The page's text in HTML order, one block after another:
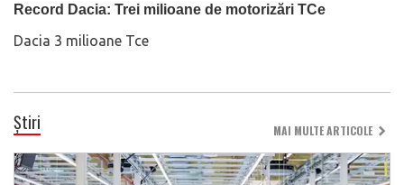
Record Dacia: Trei milioane de motorizări TCe
Dacia 3 milioane Tce
Știri MAI MULTE ARTICOLE